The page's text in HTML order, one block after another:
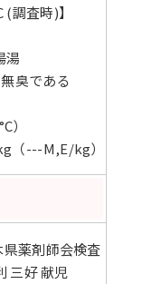
(調査時)】
湯
臭である
）
（---M,E/kg）
薬剤師会検査
三好 献児